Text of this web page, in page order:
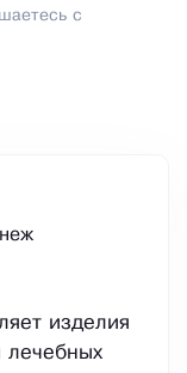
с
изделия
лечебных